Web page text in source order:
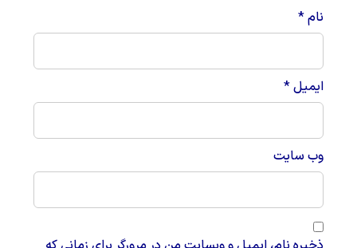
نام*
ایمیل*
وب‌ سایت